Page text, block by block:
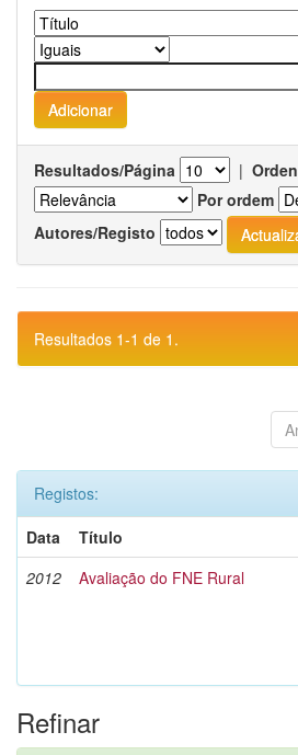
Resultados/Página |
Por ordem
Autores/Registo
Resultados 1-1 de 1.
Registos:
Data
Título
2012
Avaliação do FNE Rural
Refinar